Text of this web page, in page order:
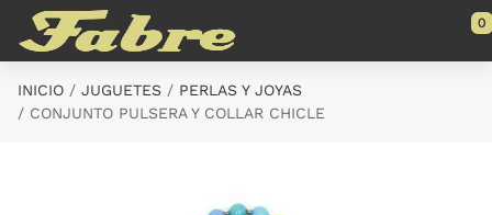
Saltar al contenido principal
0
INICIO JUGUETES
PERLAS Y JOYAS
CONJUNTO PULSERA Y COLLAR CHICLE